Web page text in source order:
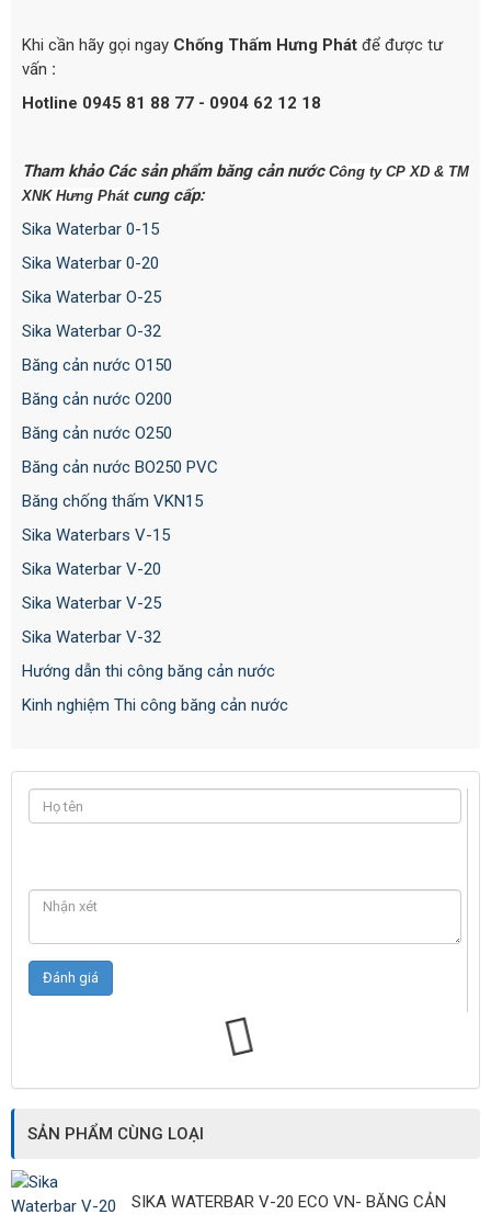
Khi cần hãy gọi ngay Chống Thấm Hưng Phát để được tư
vấn :
Hotline 0945 81 88 77 - 0904 62 12 18
Tham khảo Các sản phẩm băng cản nước Công ty CP XD & TM
XNK Hưng Phátcung cấp:
Sika Waterbar 0-15
Sika Waterbar 0-20
Sika Waterbar O-25
Sika Waterbar O-32
Băng cản nước O150
Băng cản nước O200
Băng cản nước O250
Băng cản nước BO250 PVC
Băng chống thấm VKN15
Sika Waterbars V-15
Sika Waterbar V-20
Sika Waterbar V-25
Sika Waterbar V-32
Hướng dẫn thi công băng cản nước
Kinh nghiệm Thi công băng cản nước
SẢN PHẨM CÙNG LOẠI
SIKA WATERBAR V-20 ECO VN- BĂNG CẢN